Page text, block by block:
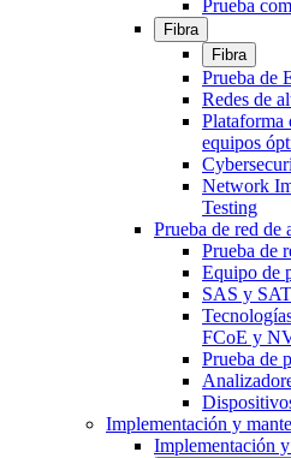
Prueba
Fibra
Fibra
Prueba de
Redes de
Plataforma
equipos
Network
Testing
Prueba de red de
Prueba de
Equipo de
SAS y
FCoE y
Prueba de
Implementación y
Implementación